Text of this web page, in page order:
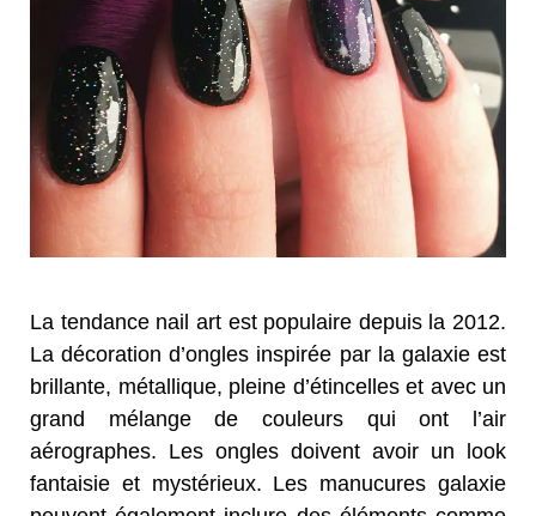
La tendance nail art est populaire depuis la 2012.
La décoration d’ongles inspirée par la galaxie est
brillante, métallique, pleine d’étincelles et avec un
grand mélange de couleurs qui ont l’air
aérographes. Les ongles doivent avoir un look
fantaisie et mystérieux. Les manucures galaxie